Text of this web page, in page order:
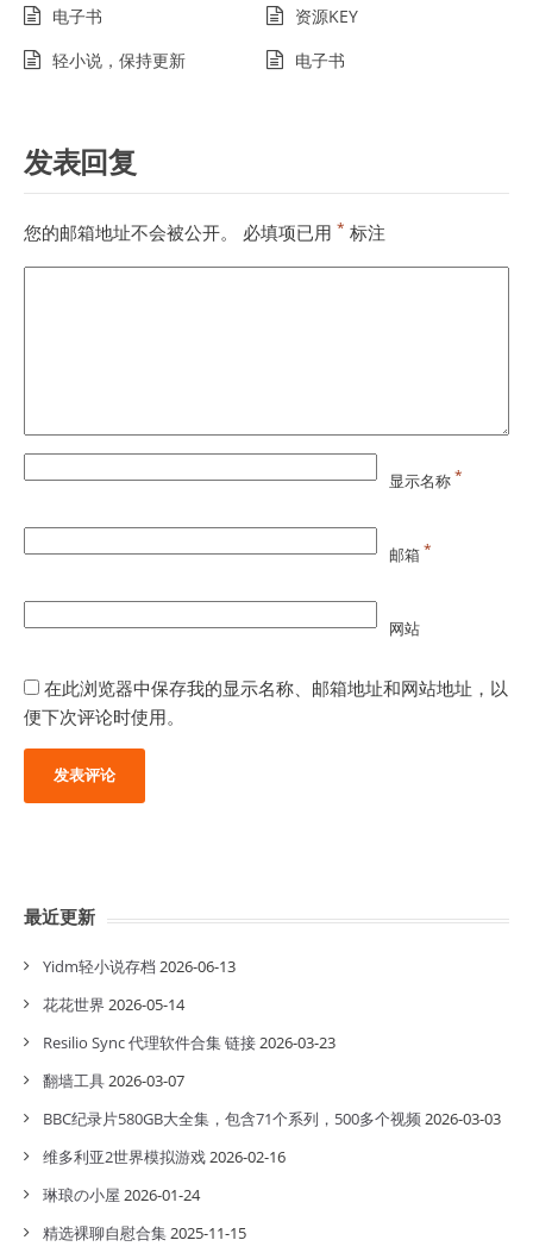
电子书
资源KEY
轻小说，保持更新
电子书
发表回复
您的邮箱地址不会被公开。 必填项已用 * 标注
显示名称*
邮箱*
网站
在此浏览器中保存我的显示名称、邮箱地址和网站地址，以
便下次评论时使用。
最近更新
Yidm轻小说存档 2026-06-13
花花世界 2026-05-14
Resilio Sync 代理软件合集 链接2026-03-23
翻墙工具2026-03-07
BBC纪录片580GB大全集，包含71个系列，500多个视频2026-03-03
维多利亚2世界模拟游戏2026-02-16
琳琅の小屋 2026-01-24
精选裸聊自慰合集2025-11-15